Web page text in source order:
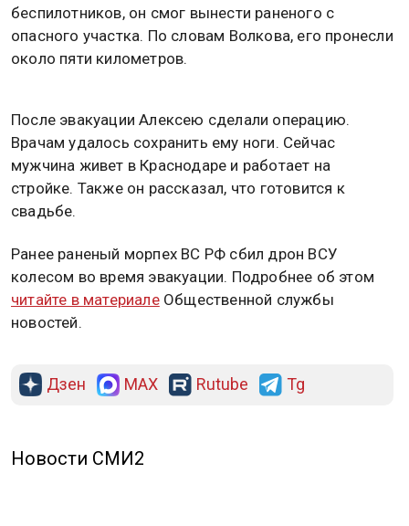
беспилотников, он смог вынести раненого с
опасного участка. По словам Волкова, его пронесли
около пяти километров.
После эвакуации Алексею сделали операцию.
Врачам удалось сохранить ему ноги. Сейчас
мужчина живет в Краснодаре и работает на
стройке. Также он рассказал, что готовится к
свадьбе.
Ранее раненый морпех ВС РФ сбил дрон ВСУ
колесом во время эвакуации. Подробнее об этом
читайте в материалеОбщественной службы
новостей.
Дзен MAX Rutube Tg
Новости СМИ2